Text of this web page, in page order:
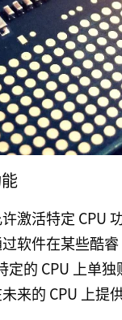
激活特定 CPU
软件在某些酷
的 CPU 上单独
来的 CPU 上提